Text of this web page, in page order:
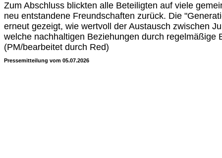
Zum Abschluss blickten alle Beteiligten auf viele
neu entstandene Freundschaften zurück. Die
erneut gezeigt, wie wertvoll der Austausch zwischen
welche nachhaltigen Beziehungen durch regelmäßige
(PM/bearbeitet durch Red)
Pressemitteilung vom 05.07.2026